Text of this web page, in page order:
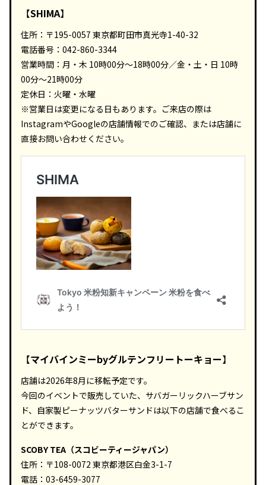
【SHIMA】
住所：〒195-0057 東京都町田市真光寺1-40-32
電話番号：042-860-3344
営業時間：月・木 10時00分～18時00分／金・土・日 10時
00分～21時00分
定休日：火曜・水曜
※営業日は変更になる日もあります。ご来店の際は
InstagramやGoogleの店舗情報でのご確認、または店舗に
直接お問い合わせください。
【マイバインミーbyグルテンフリートーキョー】
店舗は2026年8月に移転予定です。
今回のイベントで販売していた、サバガーリックハーブサン
ド、自家製ピーナッツバターサンドは以下の店舗で食べるこ
とができます。
SCOBY TEA（スコビーティージャパン）
住所：〒108-0072 東京都港区白金3-1-7
電話：03-6459-3077